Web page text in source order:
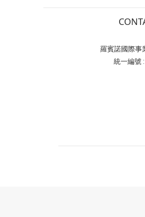
羅賓諾國際事
統一編號